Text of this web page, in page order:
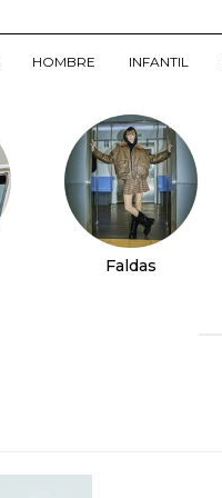
HOMBRE INFANTIL
Faldas